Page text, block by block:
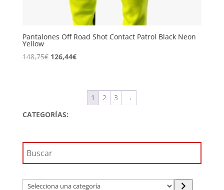
Pantalones Off Road Shot Contact Patrol Black Neon
Yellow
148,75€ El
126,44€El
126,44€.
1 2 3
→
CATEGORÍAS:
Selecciona